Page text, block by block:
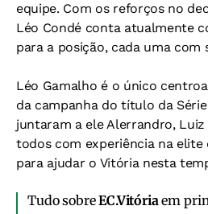
equipe. Com os reforços no
Léo Condé conta atualmente
para a posição, cada uma com
Léo Gamalho é o único
da campanha do título da Série
juntaram a ele Alerrandro,
todos com experiência na
para ajudar o Vitória nesta
Tudo sobreEC.Vitóriaem